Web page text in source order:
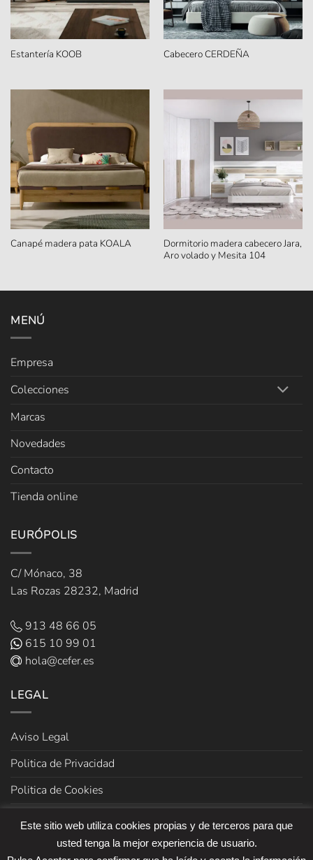
Estantería KOOB Cabecero CERDEÑA
Canapé madera pata KOALA
Dormitorio madera cabecero Jara,
Aro volado y Mesita 104
MENÚ
Empresa
Colecciones
Marcas
Novedades
Contacto
Tienda online
EURÓPOLIS
C/ Mónaco, 38
Las Rozas 28232, Madrid
913 48 66 05
615 10 99 01
hola@cefer.es
LEGAL
Aviso Legal
Politica de Privacidad
Politica de Cookies
Este sitio web utiliza cookies propias y de terceros para que
usted tenga la mejor experiencia de usuario.